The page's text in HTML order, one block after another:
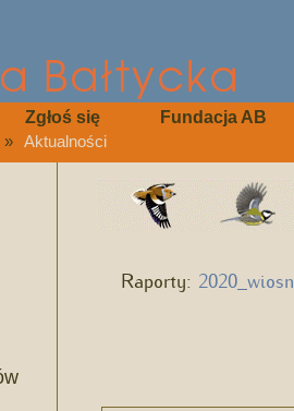
Zgłoś się Fundacja AB
» Aktualności
Raporty: